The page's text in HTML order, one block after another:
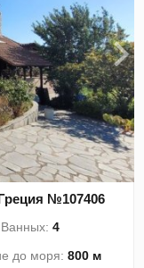
№107406
Ванных:4
до моря:800 м